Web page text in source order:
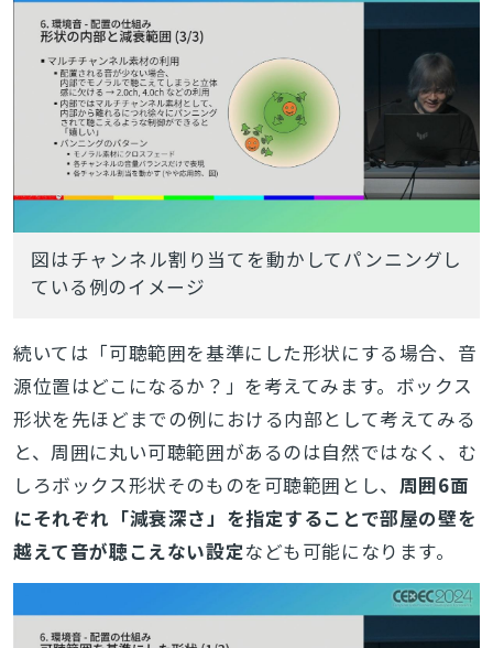
図はチャンネル割り当てを動かしてパンニングし
ている例のイメージ
続いては「可聴範囲を基準にした形状にする場合、音
源位置はどこになるか？」を考えてみます。ボックス
形状を先ほどまでの例における内部として考えてみる
と、周囲に丸い可聴範囲があるのは自然ではなく、む
しろボックス形状そのものを可聴範囲とし、 周囲6面
にそれぞれ「減衰深さ」を指定することで部屋の壁を
越えて音が聴こえない設定なども可能になります。